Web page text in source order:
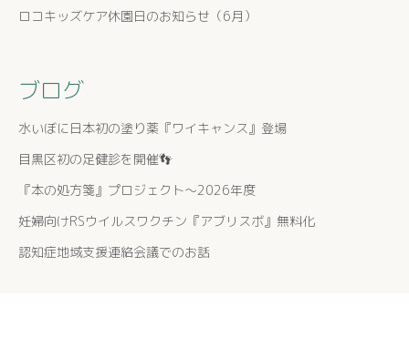
ロコキッズケア休園日のお知らせ（6月）
ブログ
水いぼに日本初の塗り薬『ワイキャンス』登場
目黒区初の足健診を開催👣
『本の処方箋』プロジェクト〜2026年度
妊婦向けRSウイルスワクチン『アブリスボ』無料化
認知症地域支援連絡会議でのお話